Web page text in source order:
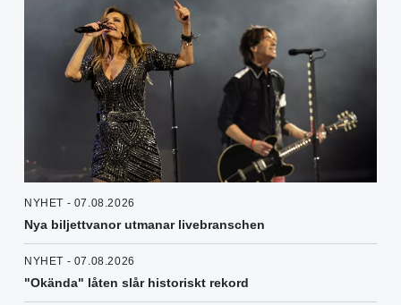
NYHET - 07.08.2026
Nya biljettvanor utmanar livebranschen
NYHET - 07.08.2026
"Okända" låten slår historiskt rekord